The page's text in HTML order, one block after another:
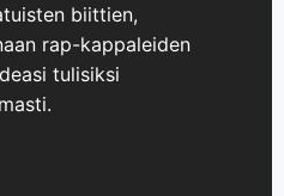
biittien,
rap-kappaleiden
tulisiksi